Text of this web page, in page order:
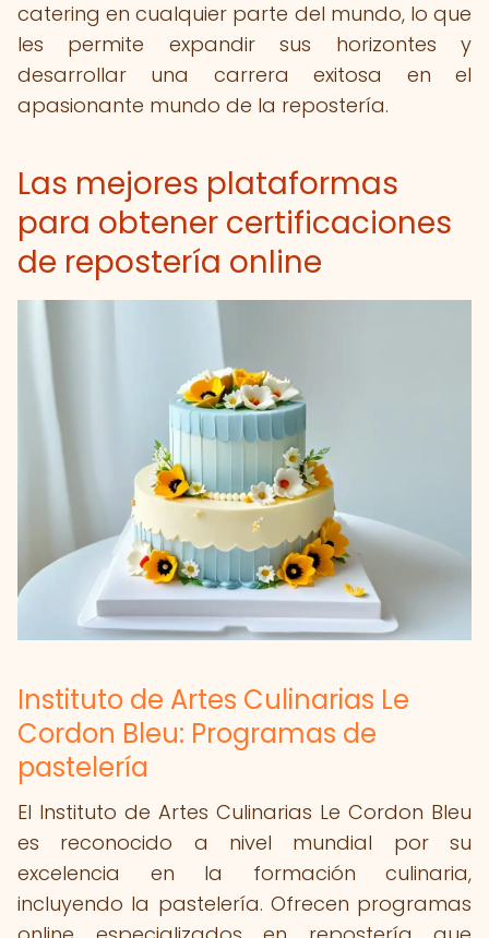
catering en cualquier parte del mundo, lo que
les permite expandir sus horizontes y
desarrollar una carrera exitosa en el
apasionante mundo de la repostería.
Las mejores plataformas
para obtener certificaciones
de repostería online
Instituto de Artes Culinarias Le
Cordon Bleu: Programas de
pastelería
El Instituto de Artes Culinarias Le Cordon Bleu
es reconocido a nivel mundial por su
excelencia en la formación culinaria,
incluyendo la pastelería. Ofrecen programas